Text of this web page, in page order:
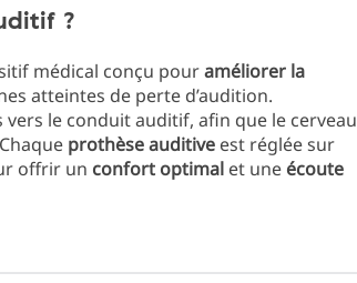
?
médical conçu pouraméliorer la
atteintes de perte d’audition.
vers le conduit auditif, afin que le cerveau
prothèse auditive est réglée sur
offrir un confort optimal et une écoute